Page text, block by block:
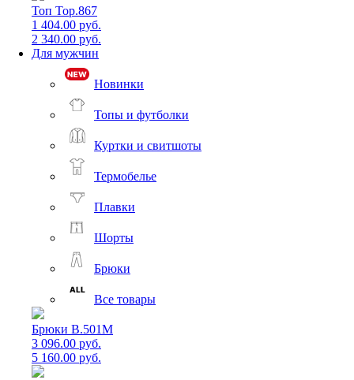
Топ Top.867
1 404.00 руб.
2 340.00 руб.
Для мужчин
Новинки
Топы и футболки
Куртки и свитшоты
Термобелье
Плавки
Шорты
Брюки
Все товары
Брюки B.501M
3 096.00 руб.
5 160.00 руб.